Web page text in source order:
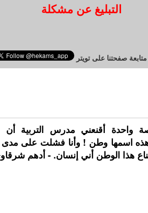
التبليغ عن مشكلة
صفحتنا على تويتر
واحدة أقنعني مدرس التربية أن
اسمها وطن ! وأنا فشلت على مدى
هذا الوطن أني إنسان. - أدهم